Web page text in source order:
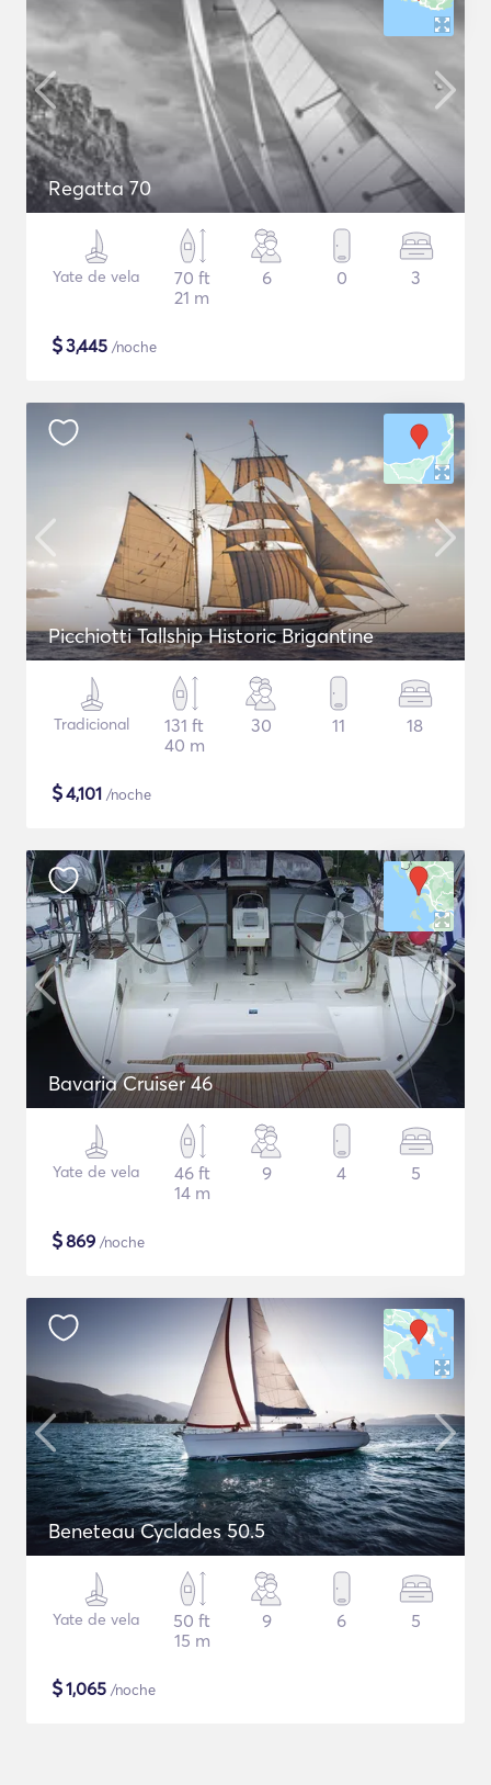
Regatta 70
Yate de vela
70 ft
21 m
6 0 3
$3,445 /noche
Picchiotti Tallship Historic Brigantine
Tradicional
131 ft
40 m
30 11 18
$4,101 /noche
Bavaria Cruiser 46
Yate de vela
46 ft
14 m
9 4 5
$869 /noche
Beneteau Cyclades 50.5
Yate de vela
50 ft
15 m
9 6 5
$1,065 /noche